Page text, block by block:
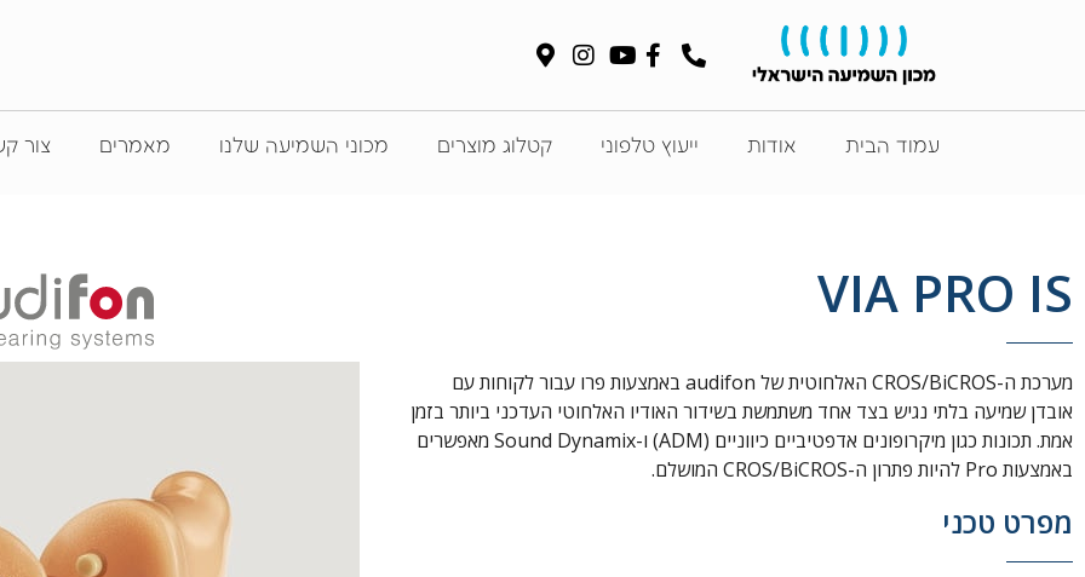
עמוד הבית אודות ייעוץ טלפוני קטלוג מוצרים מכוני השמיעה שלנו מאמרים צור
VIA PRO IS
מערכת ה-CROS/BiCROS האלחוטית של audifon באמצעות פרו עבור לקוחות עם
אובדן שמיעה בלתי נגיש בצד אחד משתמשת בשידור האודיו האלחוטי העדכני ביותר בזמן
אמת. תכונות כגון מיקרופונים אדפטיביים כיווניים (ADM) ו-Sound Dynamix מאפשרים
באמצעות Pro להיות פתרון ה-CROS/BiCROS המושלם.
מפרט טכני